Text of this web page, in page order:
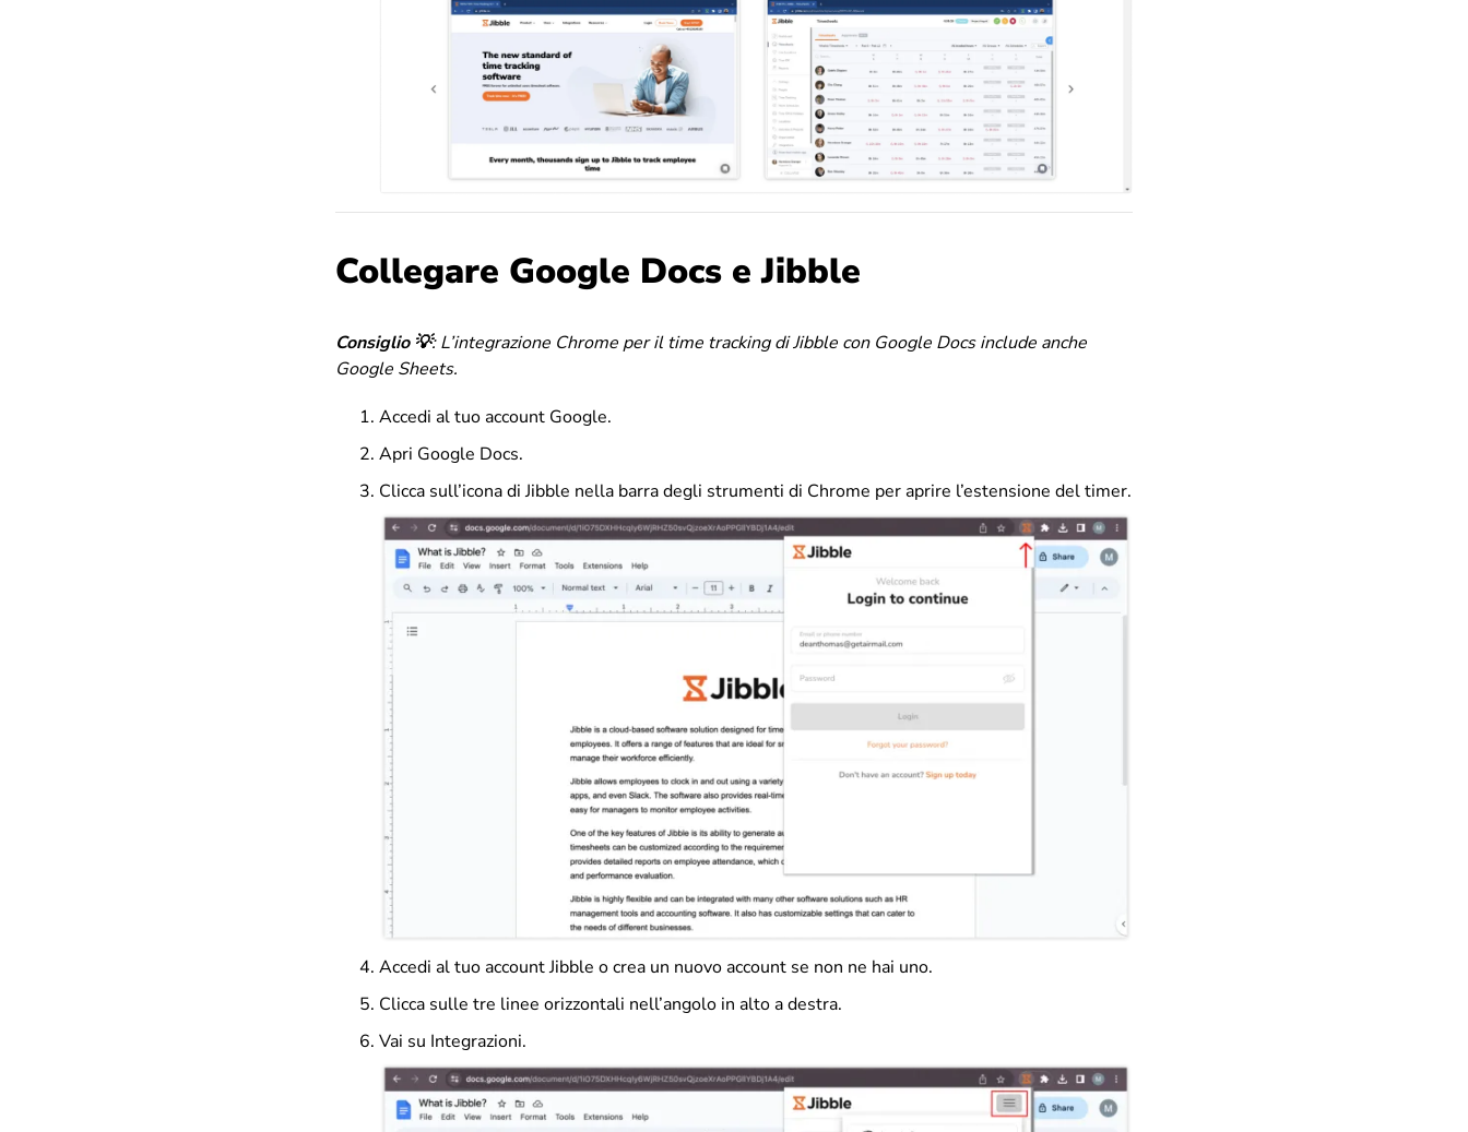
Collegare Google Docs e Jibble
Consiglio 💡:L’integrazione Chrome per il time tracking di Jibble con Google Docs include anche
Google Sheets.
Accedi al tuo account Google.
Apri Google Docs.
Clicca sull’icona di Jibble nella barra degli strumenti di Chrome per aprire l’estensione del timer.
Accedi al tuo account Jibble o crea un nuovo account se non ne hai uno.
Clicca sulle tre linee orizzontali nell’angolo in alto a destra.
Vai su Integrazioni.